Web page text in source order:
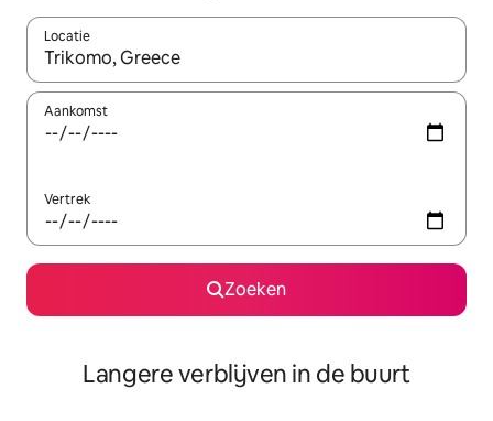
Locatie
Wanneer er resultaten beschikbaar zijn, maak je een keuze
Aankomst
Vertrek
Zoeken
Langere verblijven in de buurt